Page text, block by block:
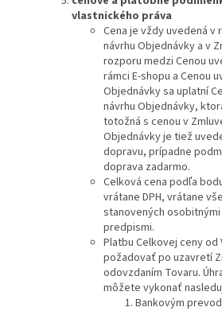
vlastnického práva
Cena je vždy uvedená v
návrhu Objednávky a v
rozporu medzi Cenou
rámci E-shopu a Cenou
Objednávky sa uplatní
návrhu Objednávky,
totožná s cenou v
Objednávky je tiež
dopravu, prípadne
doprava zadarmo.
Celková cena podľa
vrátane DPH, vrátane
stanovených
predpismi.
Platbu Celkovej ceny od
požadovať po uzavretí
odovzdaním Tovaru.
môžete vykonať
Bankovým